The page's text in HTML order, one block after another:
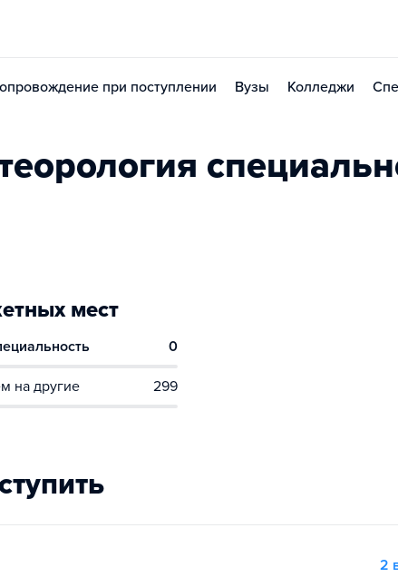
при поступлении Вузы Колледжи
мест
0
на другие 299
2